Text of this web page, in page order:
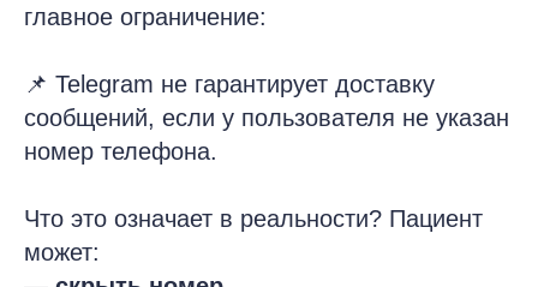
главное ограничение:
📌 Telegram не гарантирует доставку
сообщений, если у пользователя не указан
номер телефона.
Что это означает в реальности? Пациент
может: